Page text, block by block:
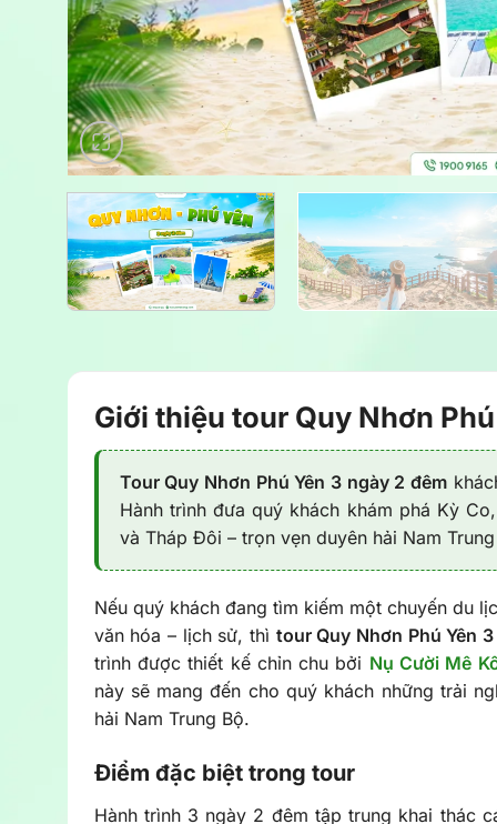
Giới thiệu tour Quy Nhơn
Tour Quy Nhơn Phú Yên 3 ngày 2 đêm
Hành trình đưa quý khách khám phá Kỳ
và Tháp Đôi – trọn vẹn duyên hải Nam
Nếu quý khách đang tìm kiếm một chuyến du
văn hóa – lịch sử, thì tour Quy Nhơn Phú Yên
trình được thiết kế chỉn chu bởi Nụ Cười Mê
này sẽ mang đến cho quý khách những trải
hải Nam Trung Bộ.
Điểm đặc biệt trong tour
Hành trình 3 ngày 2 đêm tập trung khai thác